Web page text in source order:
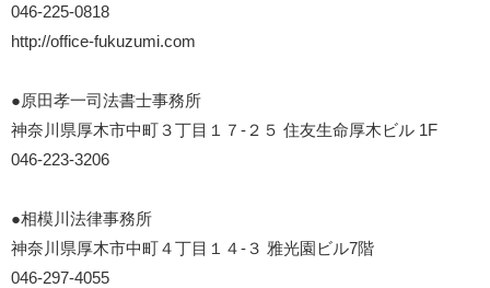
046-225-0818
http://office-fukuzumi.com
●原田孝一司法書士事務所
神奈川県厚木市中町３丁目１７-２５ 住友生命厚木ビル 1F
046-223-3206
●相模川法律事務所
神奈川県厚木市中町４丁目１４-３ 雅光園ビル7階
046-297-4055